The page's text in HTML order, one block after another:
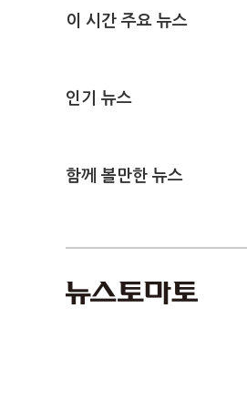
이 시간 주요 뉴스
인기 뉴스
함께 볼만한 뉴스